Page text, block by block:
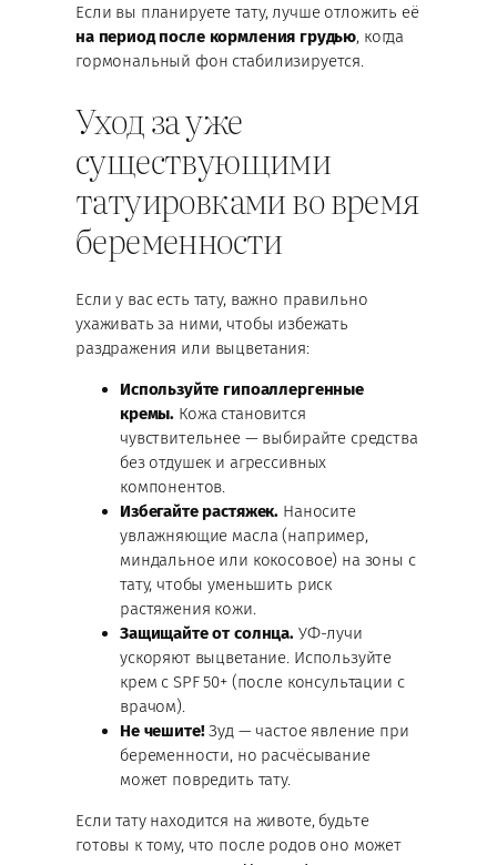
Если вы планируете тату, лучше отложить её
на период после кормления грудью, когда
гормональный фон стабилизируется.
Уход за уже
существующими
татуировками во время
беременности
Если у вас есть тату, важно правильно
ухаживать за ними, чтобы избежать
раздражения или выцветания:
Используйте гипоаллергенные
кремы. Кожа становится
чувствительнее — выбирайте средства
без отдушек и агрессивных
компонентов.
Избегайте растяжек. Наносите
увлажняющие масла (например,
миндальное или кокосовое) на зоны с
тату, чтобы уменьшить риск
растяжения кожи.
Защищайте от солнца. УФ-лучи
ускоряют выцветание. Используйте
крем с SPF 50+ (после консультации с
врачом).
Не чешите!Зуд — частое явление при
беременности, но расчёсывание
может повредить тату.
Если тату находится на животе, будьте
готовы к тому, что после родов оно может